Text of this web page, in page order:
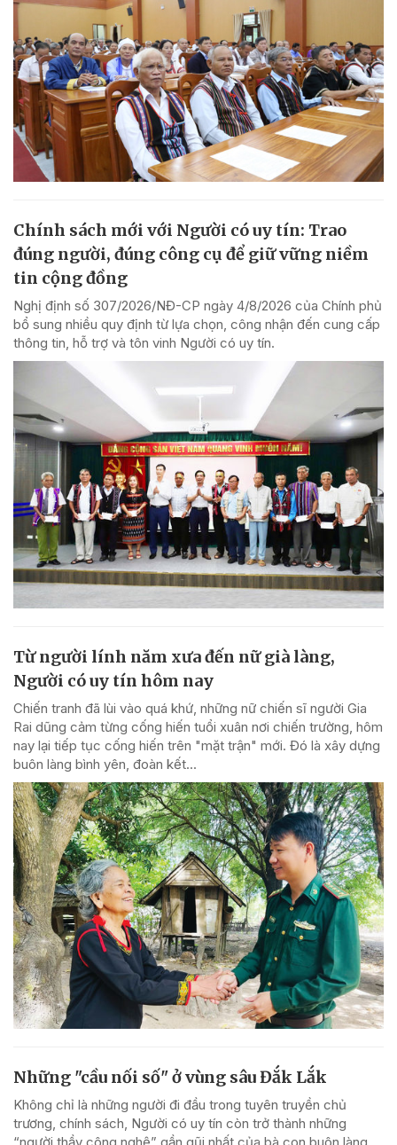
Chính sách mới với Người có uy tín: Trao
đúng người, đúng công cụ để giữ vững niềm
tin cộng đồng
Nghị định số 307/2026/NĐ-CP ngày 4/8/2026 của Chính phủ
bổ sung nhiều quy định từ lựa chọn, công nhận đến cung cấp
thông tin, hỗ trợ và tôn vinh Người có uy tín.
Từ người lính năm xưa đến nữ già làng,
Người có uy tín hôm nay
Chiến tranh đã lùi vào quá khứ, những nữ chiến sĩ người Gia
Rai dũng cảm từng cống hiến tuổi xuân nơi chiến trường, hôm
nay lại tiếp tục cống hiến trên "mặt trận" mới. Đó là xây dựng
buôn làng bình yên, đoàn kết...
Những "cầu nối số" ở vùng sâu Đắk Lắk
Không chỉ là những người đi đầu trong tuyên truyền chủ
trương, chính sách, Người có uy tín còn trở thành những